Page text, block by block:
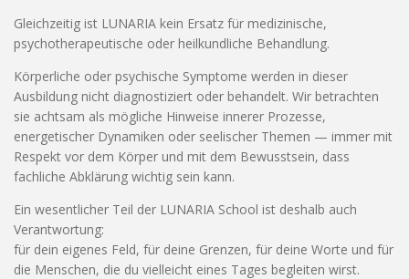
Gleichzeitig ist LUNARIA kein Ersatz für medizinische,
psychotherapeutische oder heilkundliche Behandlung.
Körperliche oder psychische Symptome werden in dieser
Ausbildung nicht diagnostiziert oder behandelt. Wir betrachten
sie achtsam als mögliche Hinweise innerer Prozesse,
energetischer Dynamiken oder seelischer Themen — immer mit
Respekt vor dem Körper und mit dem Bewusstsein, dass
fachliche Abklärung wichtig sein kann.
Ein wesentlicher Teil der LUNARIA School ist deshalb auch
Verantwortung:
für dein eigenes Feld, für deine Grenzen, für deine Worte und für
die Menschen, die du vielleicht eines Tages begleiten wirst.